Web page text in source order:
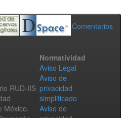
Comentarios
RUD-IIS
México.
Normatividad
Aviso Legal
Aviso de
privacidad
simplificado
Aviso de